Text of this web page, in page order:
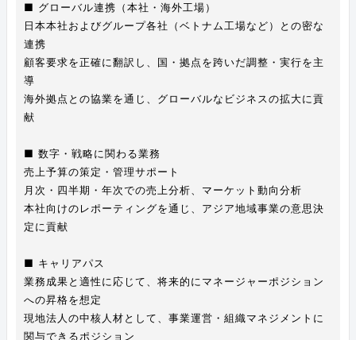
■ グローバル連携（本社・海外工場）
日本本社およびグループ各社（ベトナム工場など）との密な
連携
顧客要求を正確に翻訳し、国・拠点を跨いだ調整・実行を主
導
海外拠点との協業を通じ、グローバルなビジネスの拡大に貢
献
■ 数字・戦略に関わる業務
売上予算の策定・管理サポート
月次・四半期・年次での売上分析、マーケット動向分析
本社向けのレポーティングを通じ、アジア地域事業の意思決
定に貢献
■ キャリアパス
業務成果と適性に応じて、将来的にマネージャーポジション
への昇格を想定
現地法人の中核人材として、事業運営・組織マネジメントに
関与できるポジション